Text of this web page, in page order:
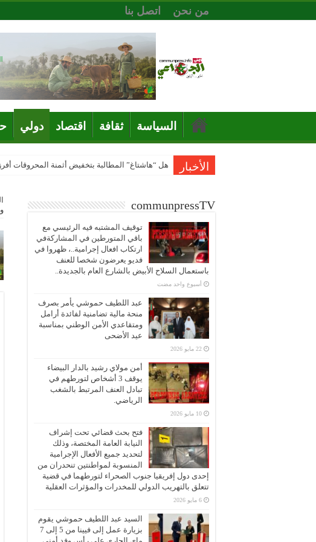
من نحن اتصل بنا
السياسة ثقافة اقتصاد دولي
الأخبار هل “هاشتاغ” المطالبة بتخفيض أثمنة المحروقات
و822 غراما من مخدر الكوكايين
communpressTV
توقيف المشتبه فيه الرئيسي مع
باقي المتورطين في المشاركةفي
ارتكاب افعال إجرامية..، ظهروا في
فديو يعرضون شخصا للعنف
باستعمال السلاح الأبيض بالشارع العام بالجديدة..
‏أسبوع واحد مضت
عبد اللطيف حموشي يأمر بصرف
منحة مالية تضامنية لفائدة أرامل
ومتقاعدي الأمن الوطني بمناسبة
عيد الأضحى
22 مايو 2026
أمن مولاي رشيد بالدار البيضاء
يوقف 3 أشخاص لتورطهم في
تبادل العنف المرتبط بالشغب
الرياضي.
10 مايو 2026
فتح بحث قضائي تحت إشراف
النيابة العامة المختصة، وذلك
لتحديد جميع الأفعال الإجرامية
المنسوبة لمواطنتين تنحدران من
إحدى دول إفريقيا جنوب الصحراء لتورطهما في قضية
تتعلق بالتهريب الدولي للمخدرات والمؤثرات العقلية
6 مايو 2026
السيد عبد اللطيف حموشي يقوم
بزيارة عمل إلى فيينا من 5 إلى 7